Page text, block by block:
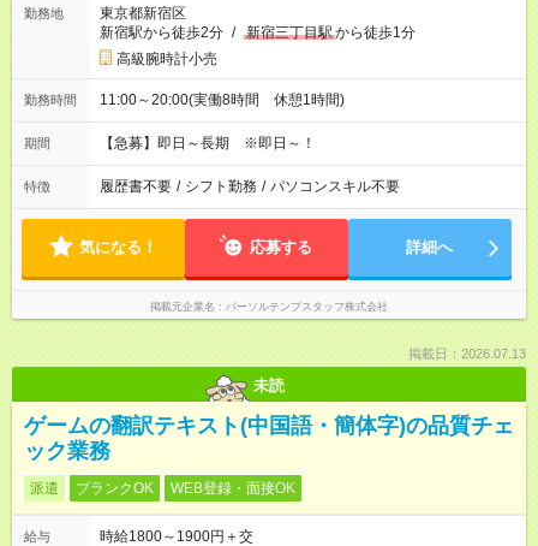
勤務地
東京都新宿区
新宿駅から徒歩2分 / 新宿三丁目駅から徒歩1分
高級腕時計小売
勤務時間 11:00～20:00(実働8時間 休憩1時間)
期間 【急募】即日～長期 ※即日～！
特徴 履歴書不要 / シフト勤務 / パソコンスキル不要
気になる！ 応募する 詳細へ
掲載元企業名 パーソルテンプスタッフ株式会社
掲載日：2026.07.13
未読
ゲームの翻訳テキスト(中国語・簡体字)の品質チェ
ック業務
派遣 ブランクOK WEB登録・面接OK
給与
時給1800～1900円＋交